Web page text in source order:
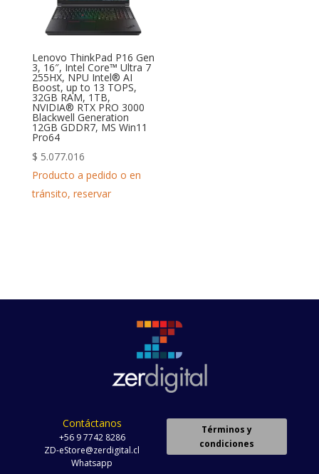
Lenovo ThinkPad P16 Gen
3, 16″, Intel Core™ Ultra 7
255HX, NPU Intel® AI
Boost, up to 13 TOPS,
32GB RAM, 1TB,
NVIDIA® RTX PRO 3000
Blackwell Generation
12GB GDDR7, MS Win11
Pro64
$ 5.077.016
Producto a pedido o en
tránsito, reservar
Contáctanos
+56 9 7742 8286
ZD-eStore@zerdigital.cl
Whatsapp
Términos y
condiciones